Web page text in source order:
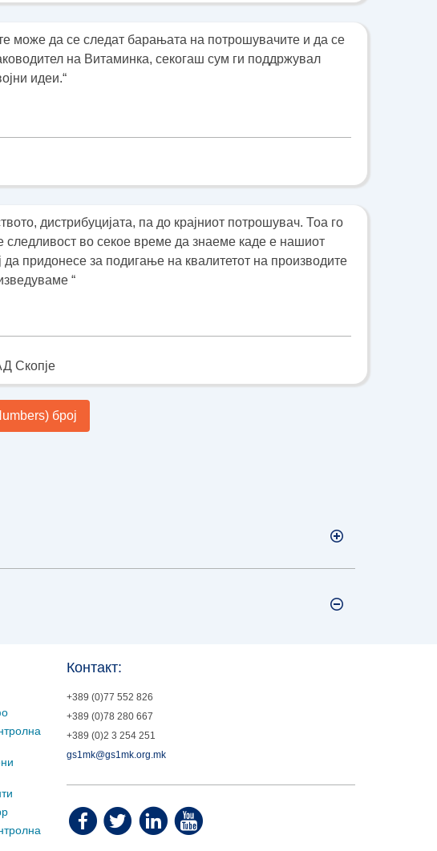
може да се следат барањата на потрошувачите и да се
на Витаминка, секогаш сум ги поддржувал
идеи.“
дистрибуцијата, па до крајниот потрошувач. Тоа го
во секое време да знаеме каде е нашиот
придонесе за подигање на квалитетот на производите
“
Скопје
број
Контакт:
+389 (0)77 552 826
+389 (0)78 280 667
+389 (0)2 3 254 251
gs1mk@gs1mk.org.mk